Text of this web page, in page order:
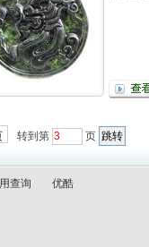
转到第 页
查询 优酷